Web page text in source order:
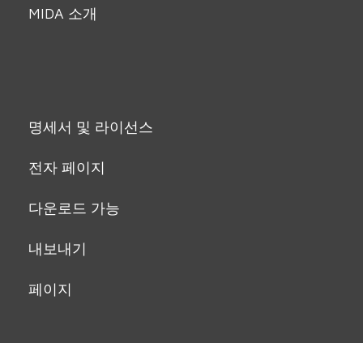
MIDA 소개
명세서 및 라이선스
전자 페이지
다운로드 가능
내보내기
페이지